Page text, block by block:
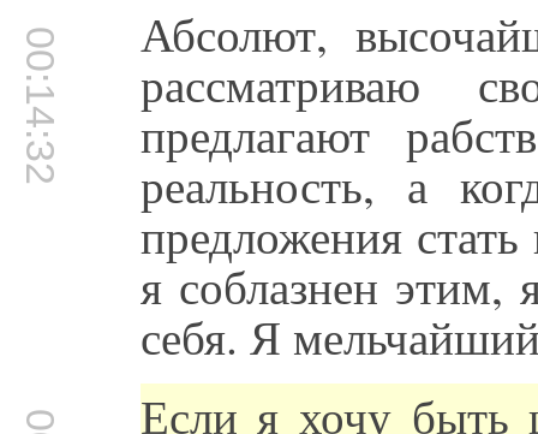
00:14:32 Абсолют,
рассматриваю
предлагают
реальность, а
предложения
я соблазнен этим,
себя. Я
Если я хочу быть